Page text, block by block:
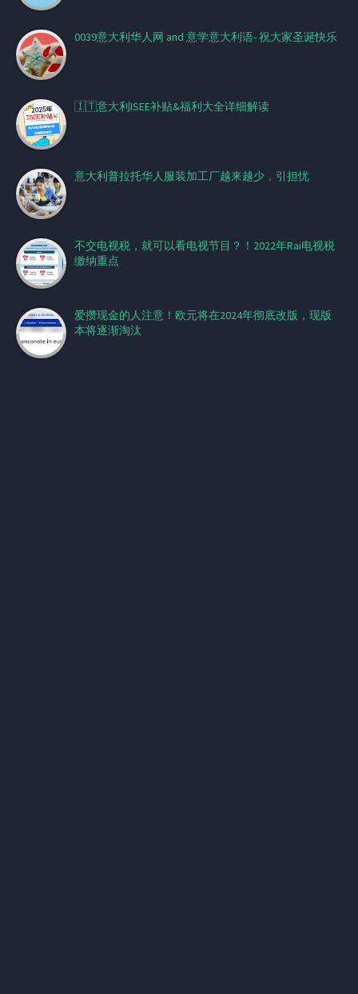
0039意大利华人网 and 意学意大利语- 祝大家圣诞快乐
🇮🇹意大利ISEE补贴&福利大全详细解读
意大利普拉托华人服装加工厂越来越少，引担忧
不交电视税，就可以看电视节目？！2022年Rai电视税
缴纳重点
爱攒现金的人注意！欧元将在2024年彻底改版，现版
本将逐渐淘汰